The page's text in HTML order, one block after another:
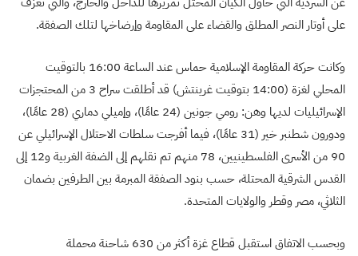
على أوتار النصر المطلق والقضاء على المقاومة وإرضاخها لتلك الصفقة.
وكانت حركة المقاومة الإسلامية حماس عند الساعة 16:00 بالتوقيت
المحلي لغزة (14:00 بتوقيت غرينتش) قد أطلقت سراح 3 من المحتجزات
الإسرائيليات لديها وهن: رومي جونين (24 عامًا)، وإميلي دماري (28 عامًا)،
ودورون شطنبر خير (31 عامًا)، فيما أفرجت سلطات الاحتلال الإسرائيلي عن
90 من الأسرى الفلسطينيين، 78 منهم تم نقلهم إلى الضفة الغربية و12 إلى
القدس الشرقية المحتلة، حسب بنود الصفقة المبرمة بين الطرفين بضمان
الثلاثي، مصر وقطر والولايات المتحدة.
وبحسب الاتفاق استقبل قطاع غزة أكثر من 630 شاحنة محملة